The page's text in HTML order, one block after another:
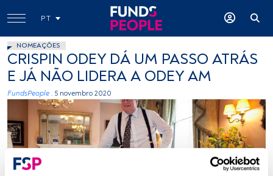
PT
NOMEAÇÕES
CRISPIN ODEY DÁ UM PASSO ATRÁS
E JÁ NÃO LIDERA A ODEY AM
FundsPeople . 5 novembro 2020